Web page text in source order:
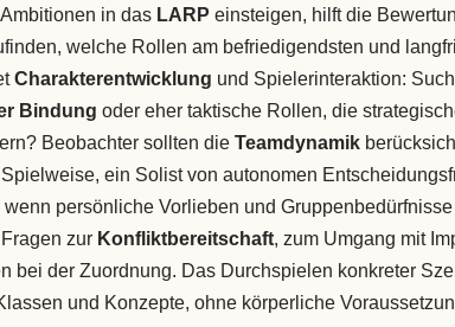
in das LARP einsteigen, hilft die
welche Rollen am befriedigendsten und
Charakterentwicklung und Spielerinteraktion:
Bindung oder eher taktische Rollen, die
Beobachter sollten die Teamdynamik
ein Solist von autonomen
wenn persönliche Vorlieben und
zur Konfliktbereitschaft, zum Umgang mit
bei der Zuordnung. Das Durchspielen konkreter
und Konzepte, ohne körperliche